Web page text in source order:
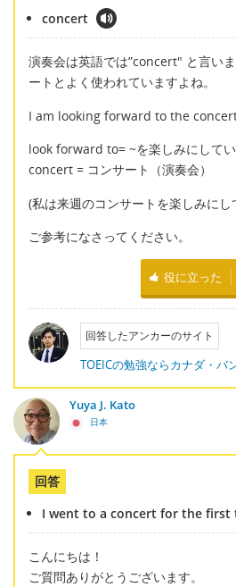
concert
演奏会は英語では”concert" と言い
ートとよく使われていますよね。
I am looking forward to the
look forward to= ~を楽しみにして
concert = コンサート（演奏会）
(私は来週のコンサートを楽しみにし
ご参考になさってください。
役に立った
回答したアンカーのサイト
TOEICの勉強ならカナダ・バ
Yuya J. Kato
日本
回答
I went to a concert for the first
こんにちは！
ご質問ありがとうございます。